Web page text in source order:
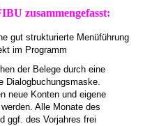
zusammengefasst:
gut strukturierte Menüführung
im Programm
der Belege durch eine
Dialogbuchungsmaske.
neue Konten und eigene
Alle Monate des
ggf. des Vorjahres frei